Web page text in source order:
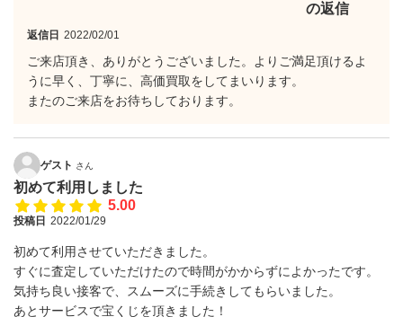
の返信
返信日 2022/02/01
ご来店頂き、ありがとうございました。よりご満足頂けるよ
うに早く、丁寧に、高価買取をしてまいります。
またのご来店をお待ちしております。
ゲスト さん
初めて利用しました
5.00
投稿日 2022/01/29
初めて利用させていただきました。
すぐに査定していただけたので時間がかからずによかったです。
気持ち良い接客で、スムーズに手続きしてもらいました。
あとサービスで宝くじを頂きました！